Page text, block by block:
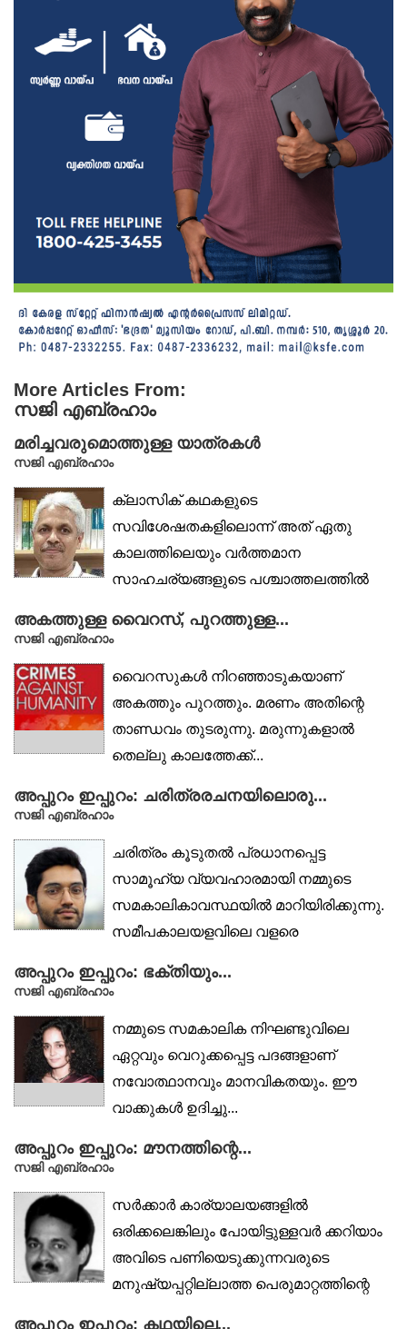
More Articles From:
സജി എബ്രഹാം
മരിച്ചവരുമൊത്തുള്ള യാത്രകൾ
സജി എബ്രഹാം
ക്ലാസിക് കഥകളുടെ
സവിശേഷതകളിലൊന്ന് അത് ഏതു
കാലത്തിലെയും വർത്തമാന
സാഹചര്യങ്ങളുടെ പശ്ചാത്തലത്തിൽ
അകത്തുള്ള വൈറസ്, പുറത്തുള്ള...
സജി എബ്രഹാം
വൈറസുകൾ നിറഞ്ഞാടുകയാണ്
അകത്തും പുറത്തും. മരണം അതിന്റെ
താണ്ഡവം തുടരുന്നു. മരുന്നുകളാൽ
തെല്ലു കാലത്തേക്ക്...
അപ്പുറം ഇപ്പുറം: ചരിത്രരചനയിലൊരു...
സജി എബ്രഹാം
ചരിത്രം കൂടുതൽ പ്രധാനപ്പെട്ട
സാമൂഹ്യ വ്യവഹാരമായി നമ്മുടെ
സമകാലികാവസ്ഥയിൽ മാറിയിരിക്കുന്നു.
സമീപകാലയളവിലെ വളരെ
അപ്പുറം ഇപ്പുറം: ഭക്തിയും...
സജി എബ്രഹാം
നമ്മുടെ സമകാലിക നിഘണ്ടുവിലെ
ഏറ്റവും വെറുക്കപ്പെട്ട പദങ്ങളാണ്
നവോത്ഥാനവും മാനവികതയും. ഈ
വാക്കുകൾ ഉദിച്ചു...
അപ്പുറം ഇപ്പുറം: മൗനത്തിന്റെ...
സജി എബ്രഹാം
സർക്കാർ കാര്യാലയങ്ങളിൽ
ഒരിക്കലെങ്കിലും പോയിട്ടുള്ളവർ ക്കറിയാം
അവിടെ പണിയെടുക്കുന്നവരുടെ
മനുഷ്യപ്പറ്റില്ലാത്ത പെരുമാറ്റത്തിന്റെ
അപ്പുറം ഇപ്പുറം: കഥയിലെ...